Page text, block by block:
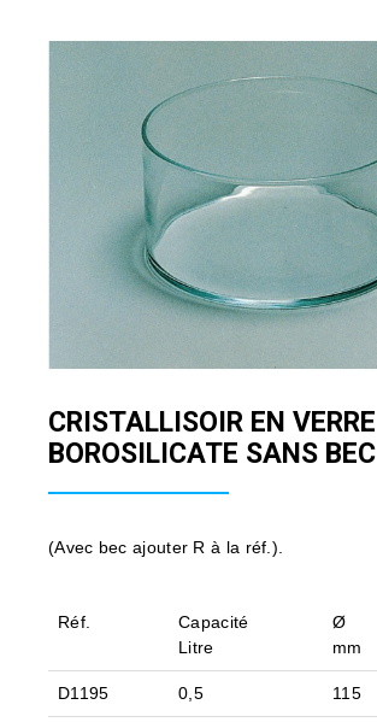
CRISTALLISOIR EN VERRE
BOROSILICATE SANS BEC
(Avec bec ajouter R à la réf.).
Réf.
Capacité
Litre
Ø
mm
D1195 0,5 115